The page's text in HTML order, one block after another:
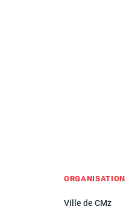
ORGANISATION
Ville de CMz